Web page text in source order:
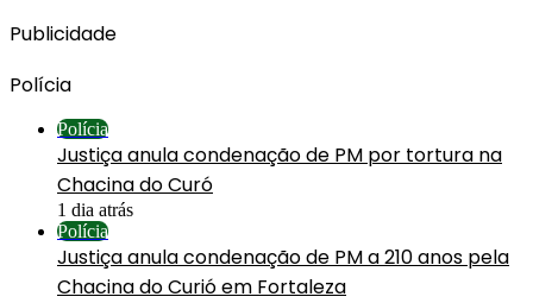
Publicidade
Polícia
Polícia
Justiça anula condenação de PM por tortura na
Chacina do Curó
1 dia atrás
Polícia
Justiça anula condenação de PM a 210 anos pela
Chacina do Curió em Fortaleza